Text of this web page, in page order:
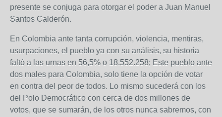
presente se conjuga para otorgar el poder a Juan Manuel
Santos Calderón.
En Colombia ante tanta corrupción, violencia, mentiras,
usurpaciones, el pueblo ya con su análisis, su historia
faltó a las urnas en 56,5% o 18.552.258; Este pueblo ante
dos males para Colombia, solo tiene la opción de votar
en contra del peor de todos. Lo mismo sucederá con los
del Polo Democrático con cerca de dos millones de
votos, que se sumarán, de los otros nunca sabremos, con